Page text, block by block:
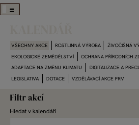
navigationVŠECHNY AKCE ROSTLINNÁ VÝROBA ŽIVOČIŠNÁ
EKOLOGICKÉ ZEMĚDĚLSTVÍ
OCHRANA PŘÍRODNÍCH
ADAPTACE NA ZMĚNU KLIMATU
DIGITALIZACE A
LEGISLATIVA
DOTACE VZDĚLÁVACÍ AKCE PRV
Filtr akcí
Hledat v kalendáři